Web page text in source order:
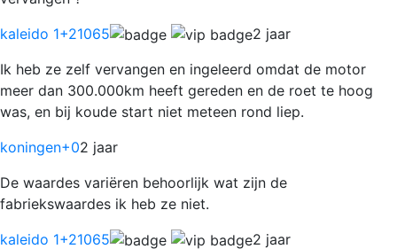
kaleido 1+21065
2 jaar
Ik heb ze zelf vervangen en ingeleerd omdat de motor
meer dan 300.000km heeft gereden en de roet te hoog
was, en bij koude start niet meteen rond liep.
koningen+02 jaar
De waardes variëren behoorlijk wat zijn de
fabriekswaardes ik heb ze niet.
kaleido 1+21065
2 jaar